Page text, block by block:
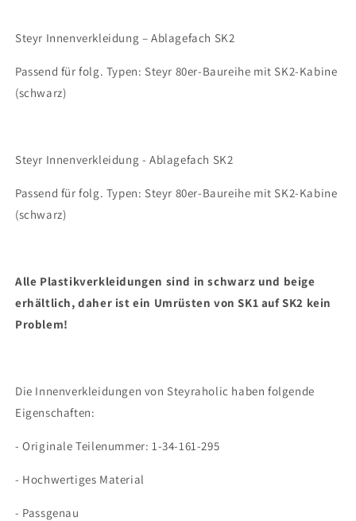
Steyr Innenverkleidung – Ablagefach SK2
Passend für folg. Typen: Steyr 80er-Baureihe mit SK2-Kabine
(schwarz)
Steyr Innenverkleidung - Ablagefach SK2
Passend für folg. Typen: Steyr 80er-Baureihe mit SK2-Kabine
(schwarz)
Alle Plastikverkleidungen sind in schwarz und beige
erhältlich, daher ist ein Umrüsten von SK1 auf SK2 kein
Problem!
Die Innenverkleidungen von Steyraholic haben folgende
Eigenschaften:
- Originale Teilenummer: 1-34-161-295
- Hochwertiges Material
- Passgenau